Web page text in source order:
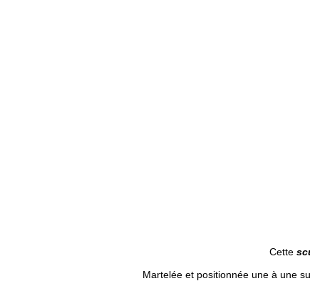
Cette
Martelée et positionnée une à une